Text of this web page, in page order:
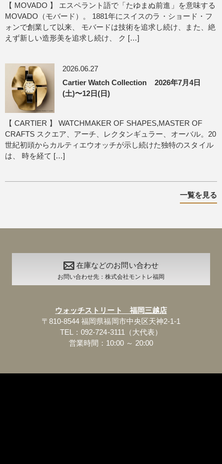
【 MOVADO 】 エスペラント語で「たゆまぬ前進」を意味する
MOVADO（モバード）。 1881年にスイスのラ・ショード・フ
ォンで創業して以来、 モバードは技術を追求し続け、また、絶
えず新しい造形美を追求し続け、 ク […]
2026.06.27
Cartier Watch Collection 2026年7月4日
(土)〜12日(日)
【 CARTIER 】 WATCHMAKER OF SHAPES,MASTER OF
CRAFTS スクエア、アーチ、レクタンギュラー、オーバル。20
世紀初頭からカルティエウオッチが示し続けた独特のスタイル
は、 時を経て […]
一覧を見る
在庫などのお問い合わせ
お問い合わせ先：株式会社モントレ福岡
ウォッチストリート 福岡三越店
〒810-8544 福岡県福岡市中央区天神2-1-1
TEL：092-724-3111（大代表）
営業時間：10:00 ～ 20:00